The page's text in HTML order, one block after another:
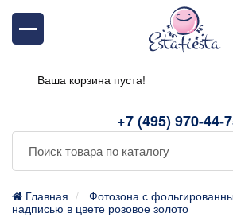
+7 (495) 970-44-
Ваша корзина пуста!
Главная
Фотозона с
надписью в цвете розовое золото